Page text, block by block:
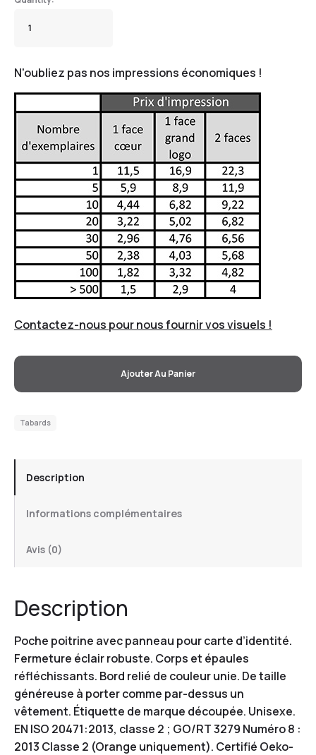
N'oubliez pas nos impressions économiques !
Contactez-nous pour nous fournir vos visuels !
Ajouter Au Panier
Tabards
Description
Informations complémentaires
Avis (0)
Description
Poche poitrine avec panneau pour carte d’identité.
Fermeture éclair robuste. Corps et épaules
réfléchissants. Bord relié de couleur unie. De taille
généreuse à porter comme par-dessus un
vêtement. Étiquette de marque découpée. Unisexe.
EN ISO 20471:2013, classe 2 ; GO/RT 3279 Numéro 8 :
2013 Classe 2 (Orange uniquement). Certifié Oeko-